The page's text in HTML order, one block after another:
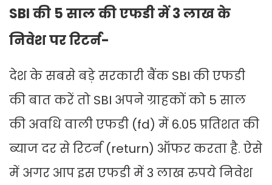
SBI की 5 साल की एफडी में 3 लाख के
निवेश पर रिटर्न-
देश के सबसे बड़े सरकारी बैंक SBI की एफडी
की बात करें तो SBI अपने ग्राहकों को 5 साल
की अवधि वाली एफडी (fd) में 6.05 प्रतिशत की
ब्याज दर से रिटर्न (return) ऑफर करता है. ऐसे
में अगर आप इस एफडी में 3 लाख रुपये निवेश